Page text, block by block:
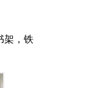
架，铁